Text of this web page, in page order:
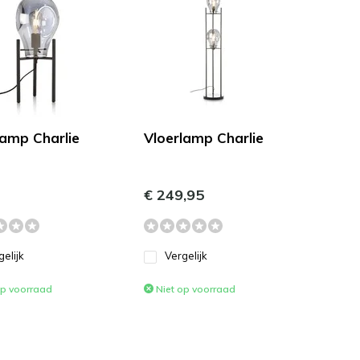
Charlie
voorraad
Vloerlamp Charlie
€ 249,95
Vergelijk
Niet op voorraad